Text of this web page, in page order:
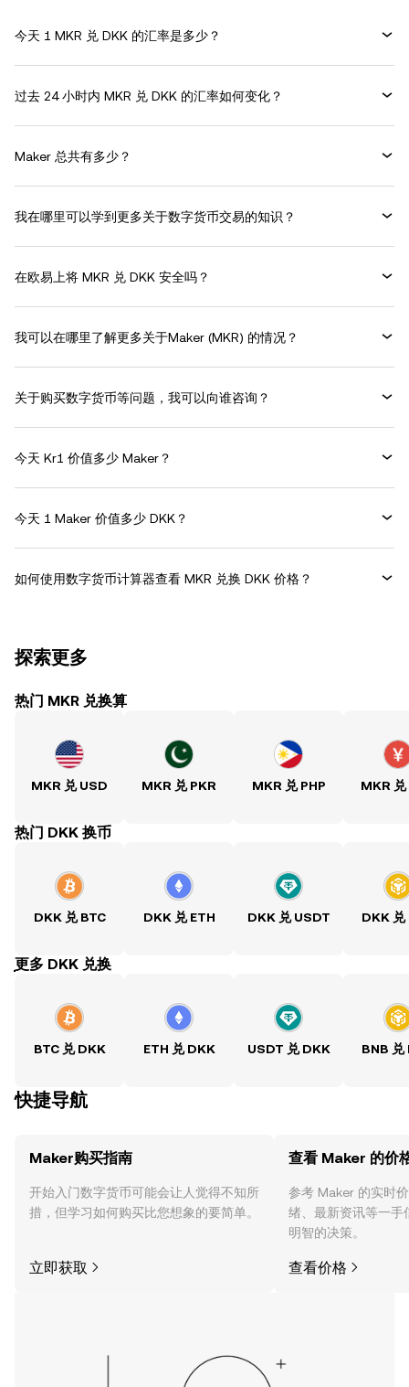
今天 1 MKR 兑 DKK 的汇率是多少？
过去 24 小时内 MKR 兑 DKK 的汇率如何变化？
Maker 总共有多少？
我在哪里可以学到更多关于数字货币交易的知识？
在欧易上将 MKR 兑 DKK 安全吗？
我可以在哪里了解更多关于Maker (MKR) 的情况？
关于购买数字货币等问题，我可以向谁咨询？
今天 Kr1 价值多少 Maker？
今天 1 Maker 价值多少 DKK？
如何使用数字货币计算器查看 MKR 兑换 DKK 价格？
探索更多
热门 MKR 兑换算
MKR 兑 USD MKR 兑 PKR MKR 兑 PHP MKR 兑
热门 DKK 换币
DKK 兑 BTC DKK 兑 ETH DKK 兑 USDT DKK 兑
ִִִִִִִִִִִִִִִִִִִִִִִִִִִִִִִִִִִִִִִִִִִִִִִִ更多 DKK 兑换
BTC 兑 DKK ETH 兑 DKK USDT 兑 DKK BNB 兑
快捷导航
Maker购买指南
开始入门数字货币可能会让人觉得不知所
措，但学习如何购买比您想象的要简单。
立即获取
查看 Maker 的价
参考 Maker 的实时
绪、最新资讯等一手
明智的决策。
查看价格